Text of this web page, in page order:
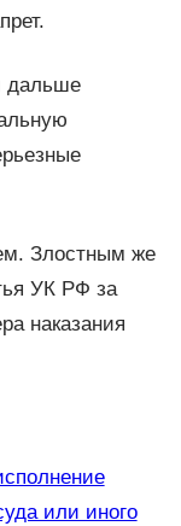
дальше
Злостным же
УК РФ за
наказания
или иного